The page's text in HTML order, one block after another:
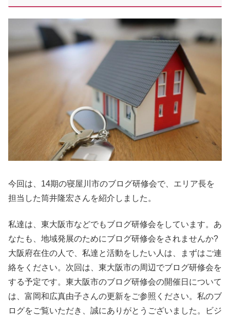
今回は、14期の寝屋川市のブログ研修会で、エリア長を
担当した筒井隆宏さんを紹介しました。
私達は、東大阪市などでもブログ研修会をしています。あ
なたも、地域発展のためにブログ研修会をされませんか?
大阪府在住の人で、私達と活動をしたい人は、まずはご連
絡をください。次回は、東大阪市の周辺でブログ研修会を
する予定です。東大阪市のブログ研修会の開催日について
は、富岡和広真由子さんの更新をご参照ください。私のブ
ログをご覧いただき、誠にありがとうございました。ビジ